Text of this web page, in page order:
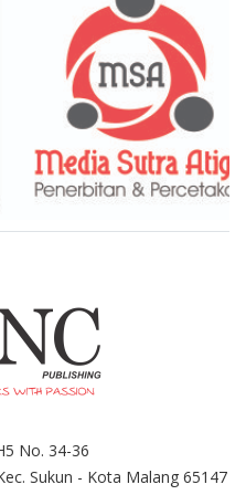
No. 34-36
Sukun - Kota Malang 65147